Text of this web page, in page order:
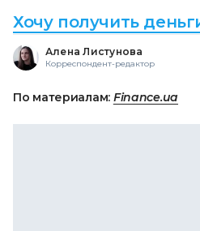
Хочу получить
Алена Листунова
Корреспондент-редактор
По материалам: Finance.ua